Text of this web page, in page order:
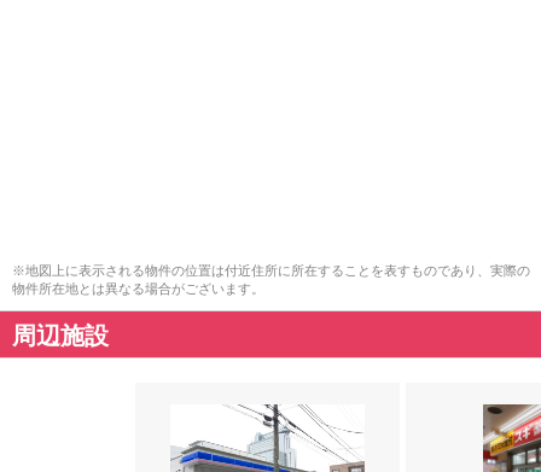
※地図上に表示される物件の位置は付近住所に所在することを表すものであり、実際の
物件所在地とは異なる場合がございます。
周辺施設